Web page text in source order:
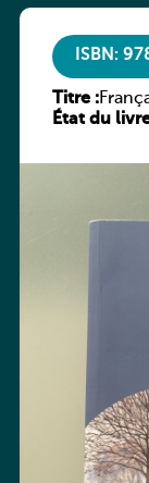
ISBN:
Titre :
État du